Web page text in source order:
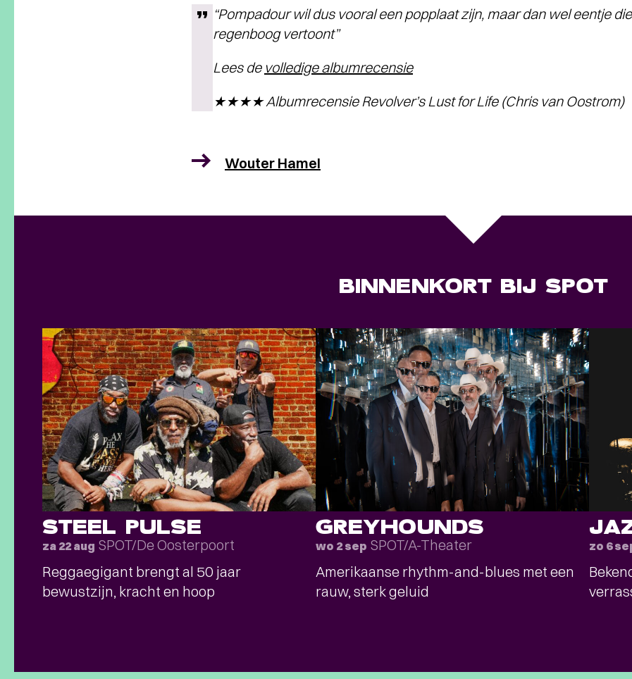
“Pompadour wil dus vooral een popplaat zijn, maar dan wel eentje
regenboog vertoont”
Lees de volledige albumrecensie
★★★★ Albumrecensie Revolver’s Lust for Life (Chris van Oostrom)
Wouter Hamel
BINNENKORT BIJ SPOT
STEEL PULSE
za 22 aug SPOT/De Oosterpoort
Reggaegigant brengt al 50 jaar
bewustzijn, kracht en hoop
GREYHOUNDS
wo 2 sep SPOT/A-Theater
Amerikaanse rhythm-and-blues met een
rauw, sterk geluid
zo 6